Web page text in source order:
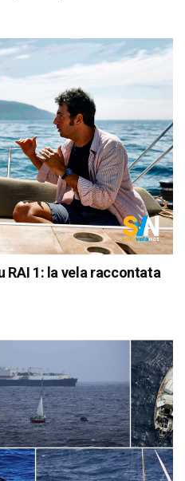
RAI 1: la vela raccontata